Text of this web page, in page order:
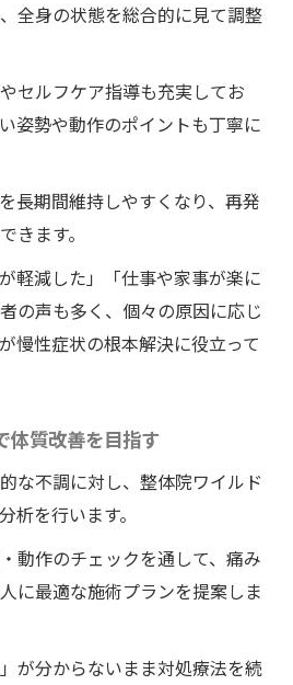
全身の状態を総合的に見て調整
セルフケア指導も充実してお
姿勢や動作のポイントも丁寧に
長期間維持しやすくなり、再発
きます。
軽減した」「仕事や家事が楽に
の声も多く、個々の原因に応じ
慢性症状の根本解決に役立って
体質改善を目指す
な不調に対し、整体院ワイルド
析を行います。
動作のチェックを通して、痛み
に最適な施術プランを提案しま
が分からないまま対処療法を続